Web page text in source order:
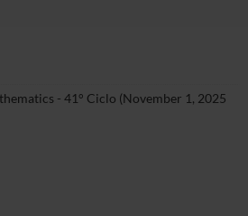
- 41° Ciclo (November 1, 2025